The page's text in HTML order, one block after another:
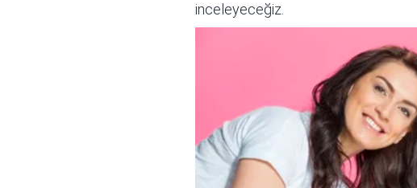
inceleyeceğiz.